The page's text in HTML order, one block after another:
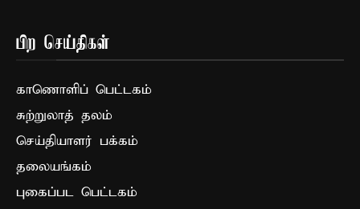
பிற செய்திகள்
காணொளிப் பெட்டகம்
சுற்றுலாத் தலம்
செய்தியாளர் பக்கம்
தலையங்கம்
புகைப்பட பெட்டகம்